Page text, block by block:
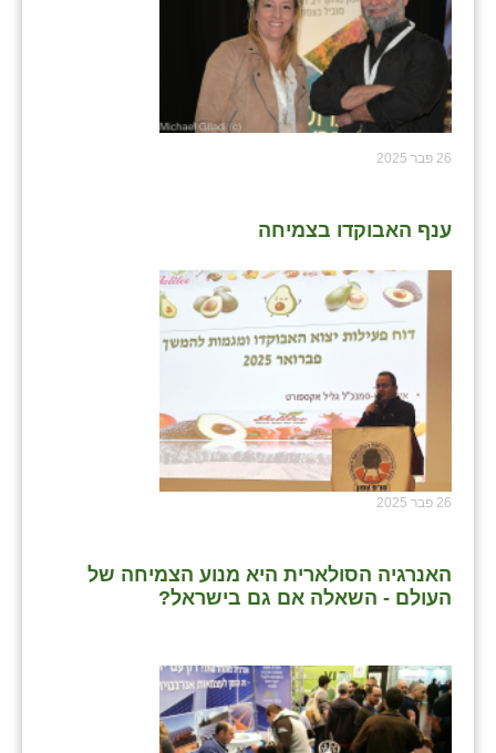
26 פבר 2025
ענף האבוקדו בצמיחה
26 פבר 2025
האנרגיה הסולארית היא מנוע הצמיחה של
העולם - השאלה אם גם בישראל?